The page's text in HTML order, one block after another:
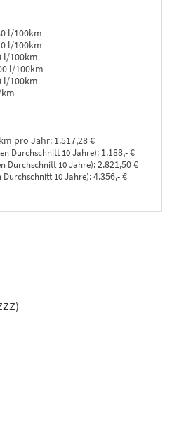
l/100km
l/100km
l/100km
l/100km
l/100km
pro Jahr: 1.517,28 €
Durchschnitt 10 Jahre): 1.188,- €
Durchschnitt 10 Jahre):2.821,50 €
Durchschnitt 10 Jahre):4.356,- €